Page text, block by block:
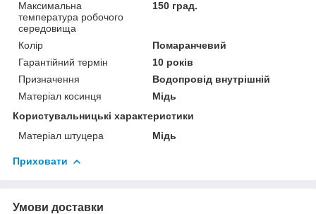
Максимальна
температура робочого
середовища
150 град.
Колір
Помаранчевий
Гарантійний термін
10 років
Призначення
Водопровід внутрішній
Матеріал косинця
Мідь
Користувальницькі характеристики
Матеріал штуцера
Мідь
Приховати
Умови доставки